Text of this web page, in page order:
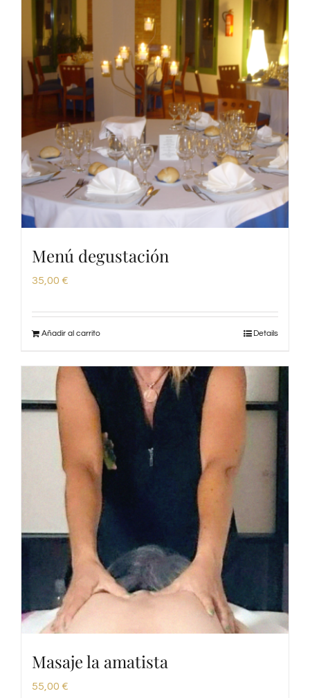
Menú degustación
35,00 €
Añadir al carrito Details
Masaje la amatista
55,00 €